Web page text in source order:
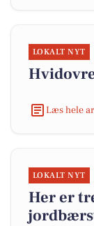
LOKALT NYT
Læs hele
LOKALT NYT
Her er